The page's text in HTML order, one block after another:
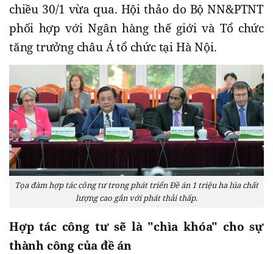
chiều 30/1 vừa qua. Hội thảo do Bộ NN&PTNT
phối hợp với Ngân hàng thế giới và Tổ chức
tăng trưởng châu Á tổ chức tại Hà Nội.
Tọa đàm hợp tác công tư trong phát triển Đề án 1 triệu ha lúa chất
lượng cao gắn với phát thải thấp.
Hợp tác công tư sẽ là "chìa khóa" cho sự
thành công của đề án